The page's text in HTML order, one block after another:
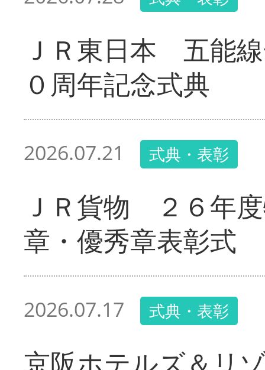
ＪＲ東日本 五能
０周年記念式典
2026.07.21 式典・表彰
ＪＲ貨物 ２６年
章・優秀章表彰式
2026.07.17 式典・表彰
京阪ホテルズ＆リ